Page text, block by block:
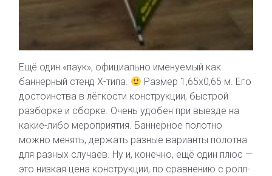
Ещё один «паук», официально именуемый как
баннерный стенд Х-типа.
Размер 1,65х0,65 м. Его
достоинства в лёгкости конструкции, быстрой
разборке и сборке. Очень удобен при выезде на
какие-либо мероприятия. Баннерное полотно
можно менять, держать разные варианты полотна
для разных случаев. Ну и, конечно, ещё один плюс —
это низкая цена конструкции, по сравнению с ролл-